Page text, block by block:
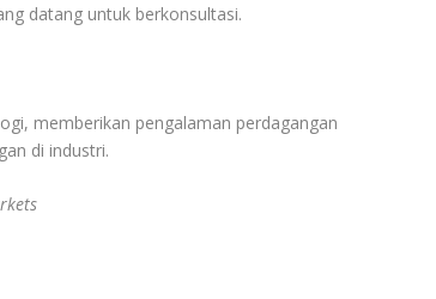
datang untuk berkonsultasi.
memberikan pengalaman perdagangan
di industri.